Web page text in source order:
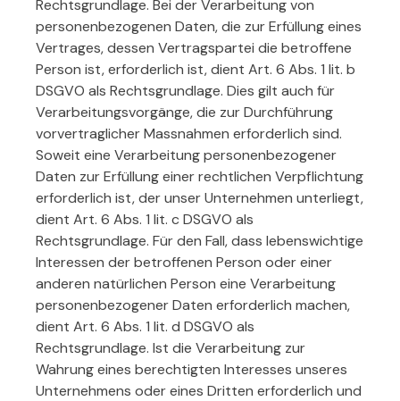
Rechtsgrundlage. Bei der Verarbeitung von
personenbezogenen Daten, die zur Erfüllung eines
Vertrages, dessen Vertragspartei die betroffene
Person ist, erforderlich ist, dient Art. 6 Abs. 1 lit. b
DSGVO als Rechtsgrundlage. Dies gilt auch für
Verarbeitungsvorgänge, die zur Durchführung
vorvertraglicher Massnahmen erforderlich sind.
Soweit eine Verarbeitung personenbezogener
Daten zur Erfüllung einer rechtlichen Verpflichtung
erforderlich ist, der unser Unternehmen unterliegt,
dient Art. 6 Abs. 1 lit. c DSGVO als
Rechtsgrundlage. Für den Fall, dass lebenswichtige
Interessen der betroffenen Person oder einer
anderen natürlichen Person eine Verarbeitung
personenbezogener Daten erforderlich machen,
dient Art. 6 Abs. 1 lit. d DSGVO als
Rechtsgrundlage. Ist die Verarbeitung zur
Wahrung eines berechtigten Interesses unseres
Unternehmens oder eines Dritten erforderlich und